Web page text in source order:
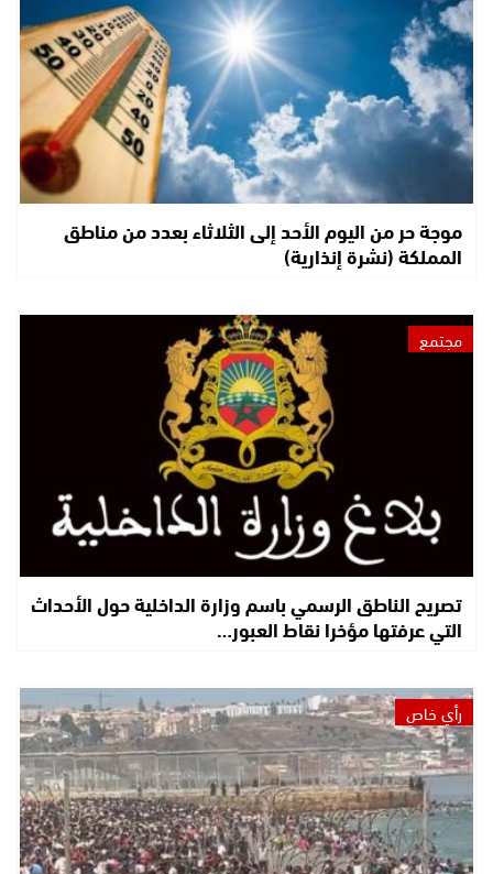
موجة حر من اليوم الأحد إلى الثلاثاء بعدد من مناطق
المملكة (نشرة إنذارية)
مجتمع
تصريح الناطق الرسمي باسم وزارة الداخلية حول الأحداث
التي عرفتها مؤخرا نقاط العبور…
رأي خاص